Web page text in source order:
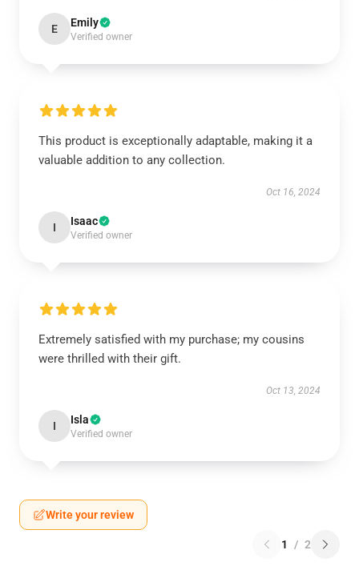
E Emily
Verified owner
This product is exceptionally adaptable, making it a
valuable addition to any collection.
Oct 16, 2024
I Isaac
Verified owner
Extremely satisfied with my purchase; my cousins
were thrilled with their gift.
Oct 13, 2024
I Isla
Verified owner
Write your review
1 / 2